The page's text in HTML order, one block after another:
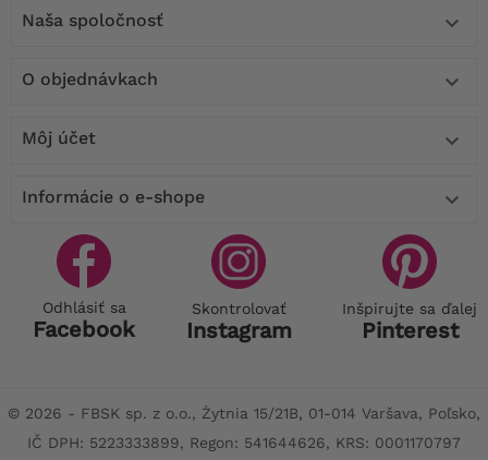
Naša spoločnosť 
O objednávkach 
Môj účet 
Informácie o e-shope 
Odhlásiť sa
Facebook
Skontrolovať
Instagram
Inšpirujte sa ďalej
Pinterest
© 2026 - FBSK sp. z o.o., Żytnia 15/21B, 01-014 Varšava, Poľsko,
IČ DPH: 5223333899, Regon: 541644626, KRS: 0001170797